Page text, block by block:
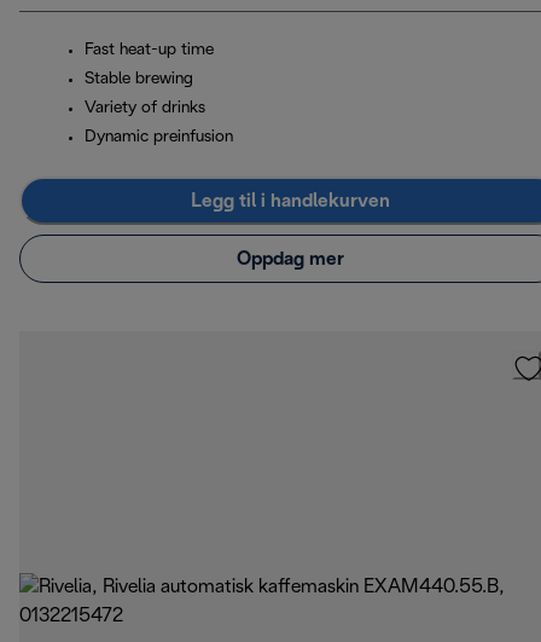
Fast heat-up time
Stable brewing
Variety of drinks
Dynamic preinfusion
Legg til i handlekurven
Oppdag mer